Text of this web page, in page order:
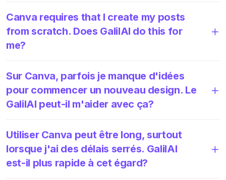
Canva requires that I create my posts
from scratch. Does GalilAI do this for
me?
Sur Canva, parfois je manque d'idées
pour commencer un nouveau design. Le
GalilAI peut-il m'aider avec ça?
Utiliser Canva peut être long, surtout
lorsque j'ai des délais serrés. GalilAI
est-il plus rapide à cet égard?